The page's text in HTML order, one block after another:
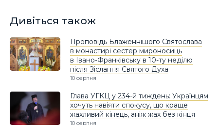
Дивіться також
Проповідь Блаженнішого Святослава
в монастирі сестер мироносиць
в Івано-Франківську в 10-ту неділю
після Зіслання Святого Духа
10 серпня
Глава УГКЦ у 234-й тиждень: Українцям
хочуть навіяти спокусу, що краще
жахливий кінець, аніж жах без кінця
10 серпня